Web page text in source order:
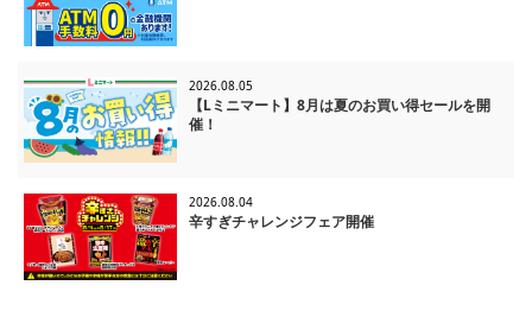
2026.08.05
【Lミニマート】8月は夏のお買い得セールを開
催！
2026.08.04
辛すぎチャレンジフェア開催